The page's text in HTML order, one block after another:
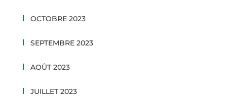
OCTOBRE 2023
SEPTEMBRE 2023
AOÛT 2023
JUILLET 2023